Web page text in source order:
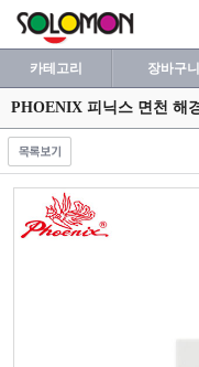
카테고리 장바구니
PHOENIX 피닉스 면천 해